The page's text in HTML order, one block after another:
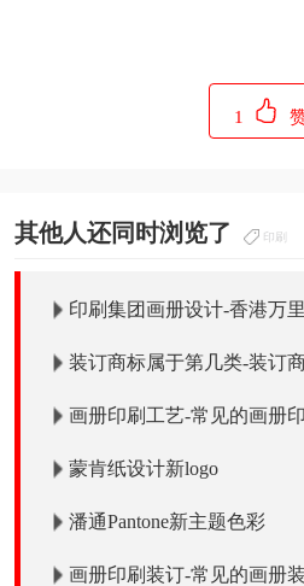
1
其他人还同时浏览了 印刷
印刷集团画册设计-香港万
装订商标属于第几类-装订
画册印刷工艺-常见的画册
蒙肯纸设计新logo
潘通Pantone新主题色彩
画册印刷装订-常见的画册